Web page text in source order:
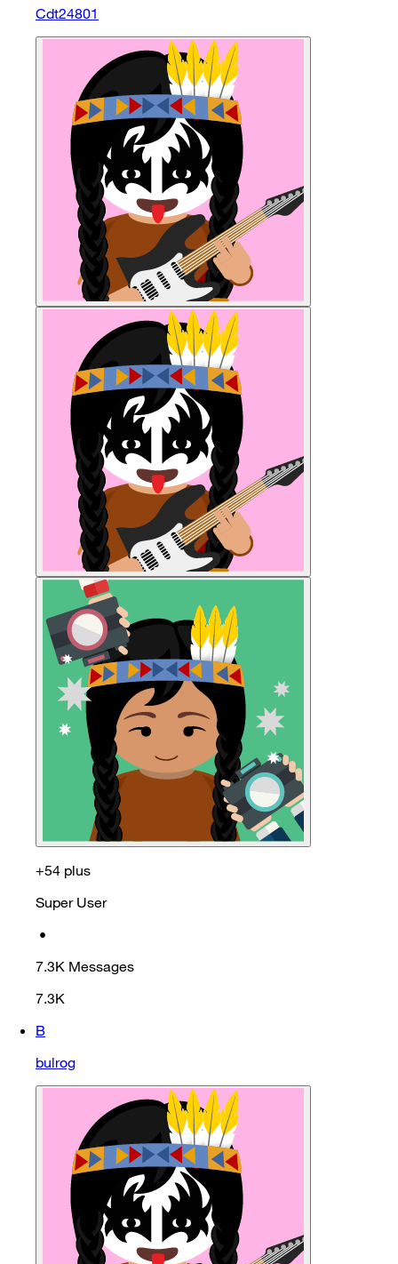
Cdt24801
+54 plus
Super User
•
7.3K Messages
7.3K
B
bulrog